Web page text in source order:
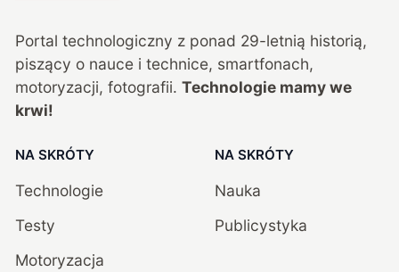
Portal technologiczny z ponad 29-letnią historią,
piszący o nauce i technice, smartfonach,
motoryzacji, fotografii. Technologie mamy we
krwi!
NA SKRÓTY
Technologie
Testy
Motoryzacja
NA SKRÓTY
Nauka
Publicystyka